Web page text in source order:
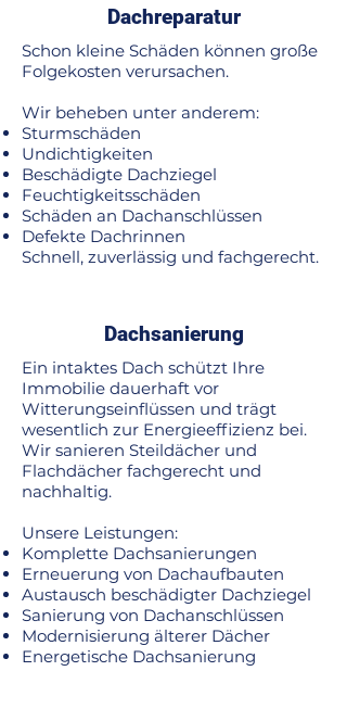
Dachreparatur
Schon kleine Schäden können große
Folgekosten verursachen.
Wir beheben unter anderem:
Sturmschäden
Undichtigkeiten
Beschädigte Dachziegel
Feuchtigkeitsschäden
Schäden an Dachanschlüssen
Defekte Dachrinnen
Schnell, zuverlässig und fachgerecht.
Dachsanierung
Ein intaktes Dach schützt Ihre
Immobilie dauerhaft vor
Witterungseinflüssen und trägt
wesentlich zur Energieeffizienz bei.
Wir sanieren Steildächer und
Flachdächer fachgerecht und
nachhaltig.
Unsere Leistungen:
Komplette Dachsanierungen
Erneuerung von Dachaufbauten
Austausch beschädigter Dachziegel
Sanierung von Dachanschlüssen
Modernisierung älterer Dächer
Energetische Dachsanierung